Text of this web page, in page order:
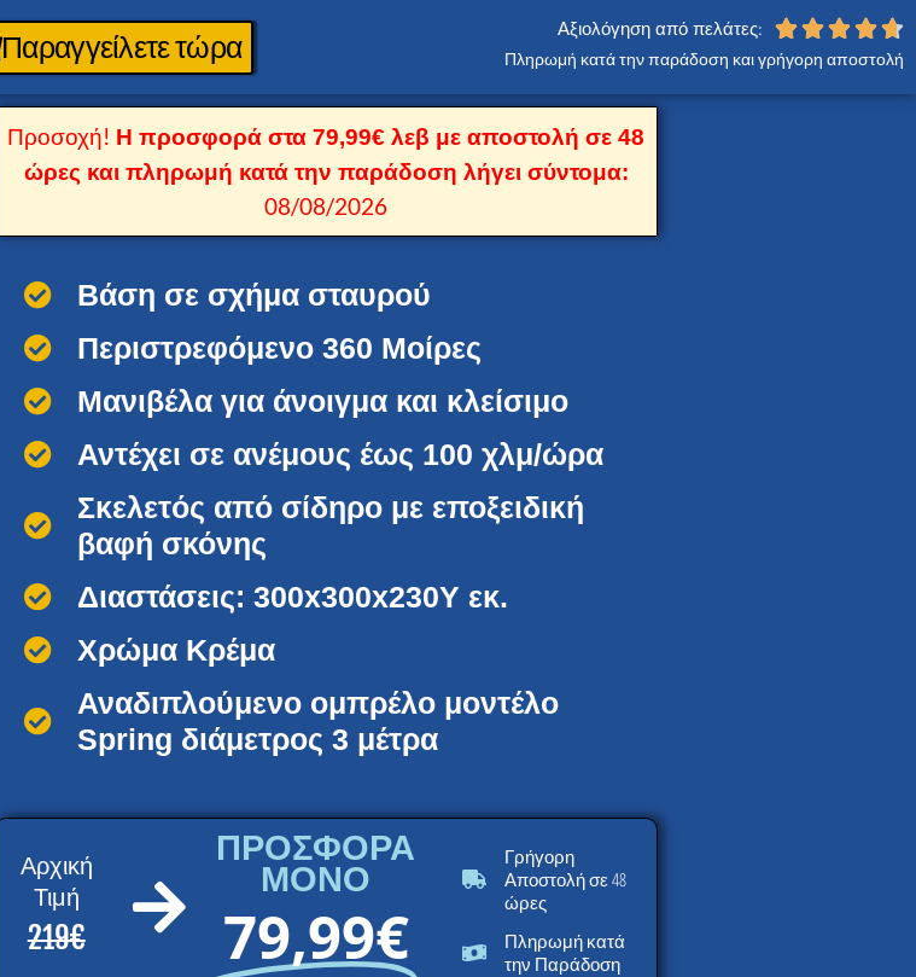
Παραγγείλετε τώρα Αξιολόγηση από πελάτες: 
Πληρωμή κατά την παράδοση και γρήγορη αποστολή
Προσοχή! Η προσφορά στα 79,99€ λεβ με αποστολή σε 48
ώρες και πληρωμή κατά την παράδοση λήγει σύντομα:
08/08/2026
Βάση σε σχήμα σταυρού
Περιστρεφόμενο 360 Μοίρες
Μανιβέλα για άνοιγμα και κλείσιμο
Αντέχει σε ανέμους έως 100 χλμ/ώρα
Σκελετός από σίδηρο με εποξειδική
βαφή σκόνης
Διαστάσεις: 300x300x230Υ εκ.
Χρώμα Κρέμα
Αναδιπλούμενο ομπρέλο μοντέλο
Spring διάμετρος 3 μέτρα
Αρχική
Τιμή
219€
ΠΡΟΣΦΟΡΑ
ΜΟΝΟ
79,99€
Γρήγορη
Αποστολήσε 48
ώρες
Πληρωμή κατά
την Παράδοση